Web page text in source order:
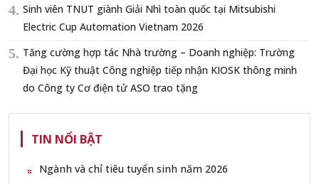
Sinh viên TNUT giành Giải Nhì toàn quốc tại Mitsubishi
Electric Cup Automation Vietnam 2026
Tăng cường hợp tác Nhà trường – Doanh nghiệp: Trường
Đại học Kỹ thuật Công nghiệp tiếp nhận KIOSK thông minh
do Công ty Cơ điện tử ASO trao tặng
TIN NỔI BẬT
Ngành và chỉ tiêu tuyển sinh năm 2026